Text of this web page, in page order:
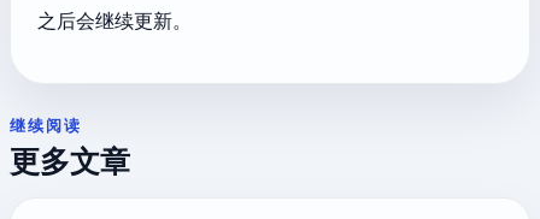
之后会继续更新。
继续阅读
更多文章